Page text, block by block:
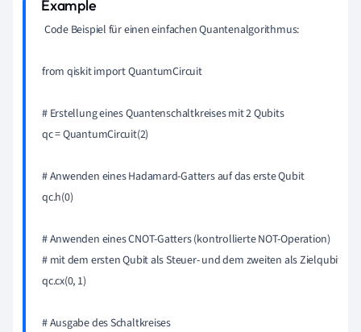
Code Beispiel für einen einfachen Quantenalgorithmus:
from qiskit import QuantumCircuit
# Erstellung eines Quantenschaltkreises mit 2 Qubits
qc = QuantumCircuit(2)
# Anwenden eines Hadamard-Gatters auf das erste Qubit
qc.h(0)
# Anwenden eines CNOT-Gatters (kontrollierte NOT-Operation)
# mit dem ersten Qubit als Steuer- und dem zweiten als Zielqubit
qc.cx(0, 1)
# Ausgabe des Schaltkreises